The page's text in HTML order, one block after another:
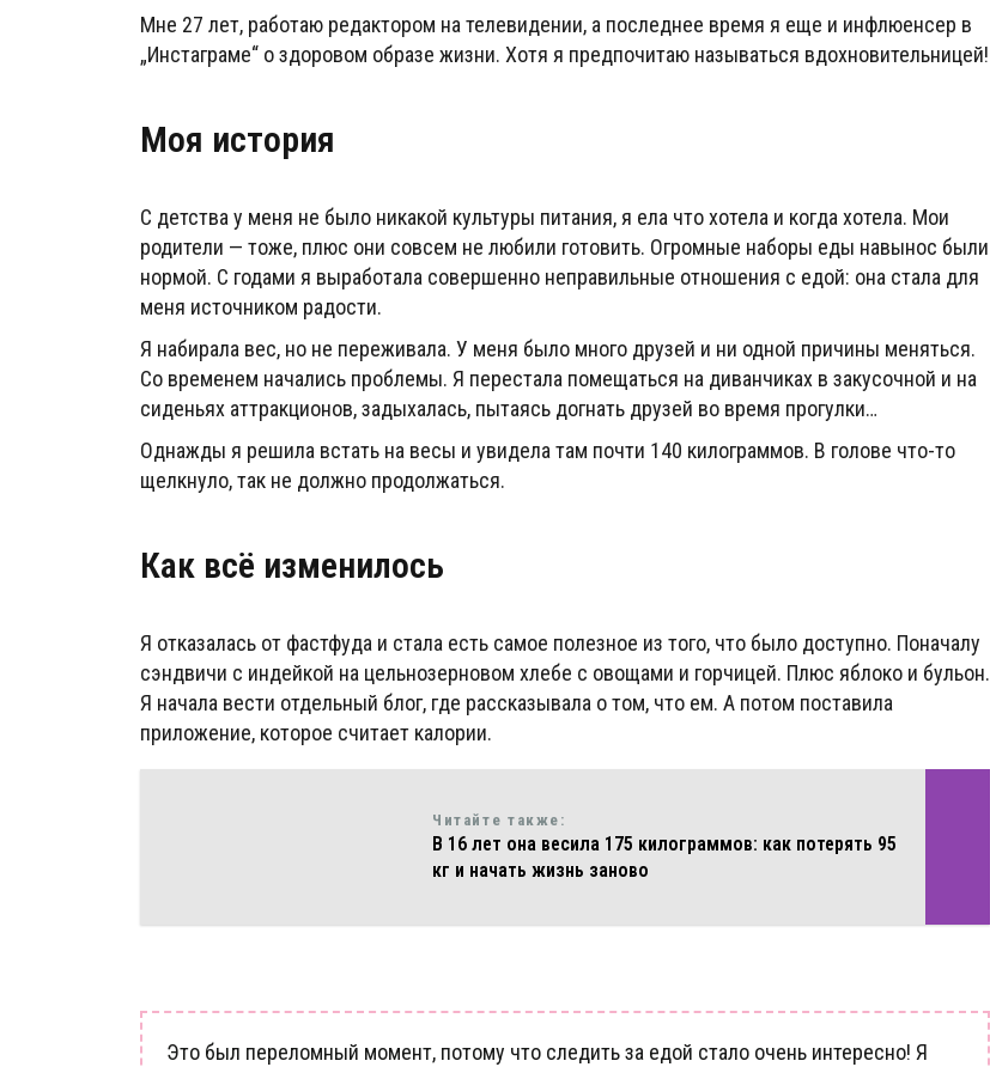
Мне 27 лет, работаю редактором на телевидении, а последнее время я еще и инфлюенсер в
„Инстаграме“ о здоровом образе жизни. Хотя я предпочитаю называться вдохновительницей!
Моя история
С детства у меня не было никакой культуры питания, я ела что хотела и когда хотела. Мои
родители — тоже, плюс они совсем не любили готовить. Огромные наборы еды навынос были
нормой. С годами я выработала совершенно неправильные отношения с едой: она стала для
меня источником радости.
Я набирала вес, но не переживала. У меня было много друзей и ни одной причины меняться.
Со временем начались проблемы. Я перестала помещаться на диванчиках в закусочной и на
сиденьях аттракционов, задыхалась, пытаясь догнать друзей во время прогулки…
Однажды я решила встать на весы и увидела там почти 140 килограммов. В голове что-то
щелкнуло, так не должно продолжаться.
Как всё изменилось
Я отказалась от фастфуда и стала есть самое полезное из того, что было доступно. Поначалу
сэндвичи с индейкой на цельнозерновом хлебе с овощами и горчицей. Плюс яблоко и бульон.
Я начала вести отдельный блог, где рассказывала о том, что ем. А потом поставила
приложение, которое считает калории.
Читайте также:
В 16 лет она весила 175 килограммов: как потерять 95
кг и начать жизнь заново
Это был переломный момент, потому что следить за едой стало очень интересно! Я